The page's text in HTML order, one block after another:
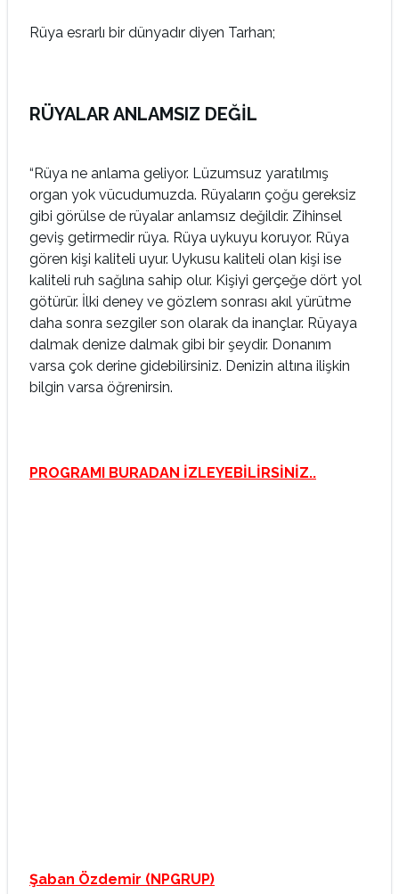
Rüya esrarlı bir dünyadır diyen Tarhan;
RÜYALAR ANLAMSIZ DEĞİL
“Rüya ne anlama geliyor. Lüzumsuz yaratılmış
organ yok vücudumuzda. Rüyaların çoğu gereksiz
gibi görülse de rüyalar anlamsız değildir. Zihinsel
geviş getirmedir rüya. Rüya uykuyu koruyor. Rüya
gören kişi kaliteli uyur. Uykusu kaliteli olan kişi ise
kaliteli ruh sağlına sahip olur. Kişiyi gerçeğe dört yol
götürür. İlki deney ve gözlem sonrası akıl yürütme
daha sonra sezgiler son olarak da inançlar. Rüyaya
dalmak denize dalmak gibi bir şeydir. Donanım
varsa çok derine gidebilirsiniz. Denizin altına ilişkin
bilgin varsa öğrenirsin.
PROGRAMI BURADAN İZLEYEBİLİRSİNİZ..
Şaban Özdemir (NPGRUP)